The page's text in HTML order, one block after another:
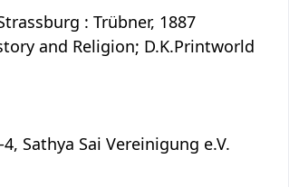
: Trübner, 1887
and Religion; D.K.Printworld
Sathya Sai Vereinigung e.V.